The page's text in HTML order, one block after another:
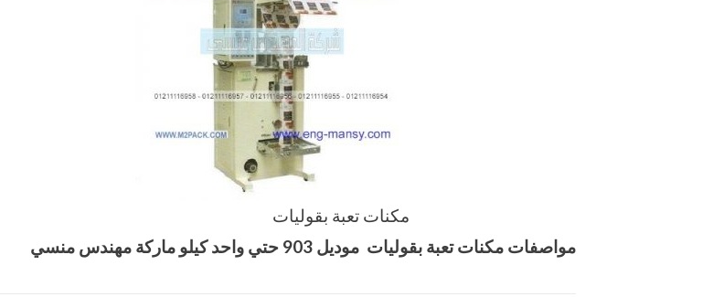
مكنات تعبة بقوليات
مواصفات مكنات تعبة بقوليات موديل 903 حتي واحد كيلو ماركة مهندس منسي